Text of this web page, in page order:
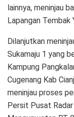
lainnya, meninjau
Lapangan Tembak
Dilanjutkan
Sukamaju 1 yang
Kampung
Cugenang Kab
meninjau proses
Persit Pusat